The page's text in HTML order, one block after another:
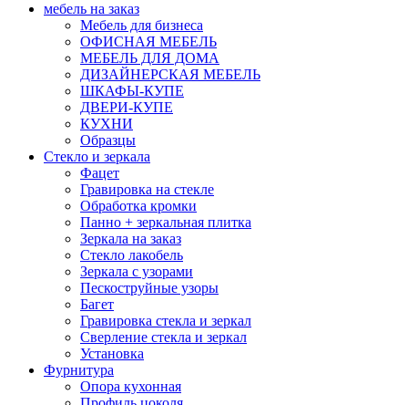
мебель на заказ
Мебель для бизнеса
ОФИСНАЯ МЕБЕЛЬ
МЕБЕЛЬ ДЛЯ ДОМА
ДИЗАЙНЕРСКАЯ МЕБЕЛЬ
ШКАФЫ-КУПЕ
ДВЕРИ-КУПЕ
КУХНИ
Образцы
Стекло и зеркала
Фацет
Гравировка на стекле
Обработка кромки
Панно + зеркальная плитка
Зеркала на заказ
Стекло лакобель
Зеркала с узорами
Пескоструйные узоры
Багет
Гравировка стекла и зеркал
Сверление стекла и зеркал
Установка
Фурнитура
Опора кухонная